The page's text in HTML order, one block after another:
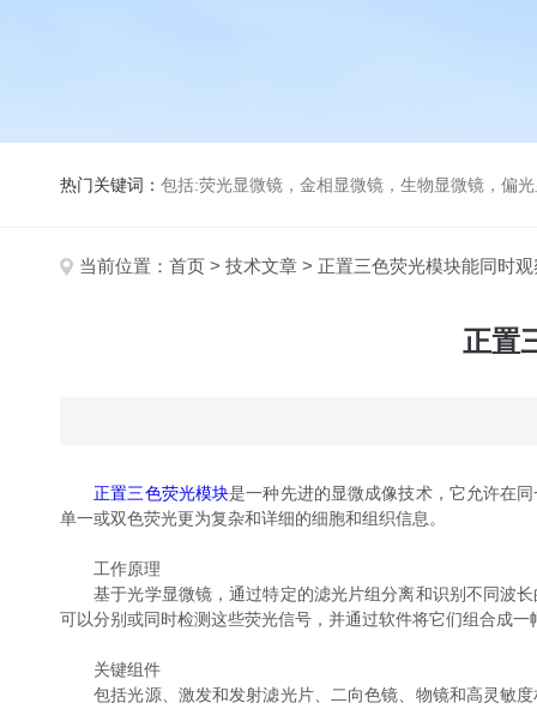
热门关键词： 包括:荧光显微镜，金相显微镜，生物显微镜，偏
当前位置： 首页 > 技术文章 > 正置三色荧光模块能同时
正置
正置三色荧光模块是一种先进的显微成像技术，它允许在
单一或双色荧光更为复杂和详细的细胞和组织信息。
工作原理
基于光学显微镜，通过特定的滤光片组分离和识别不同波长
可以分别或同时检测这些荧光信号，并通过软件将它们组合成一
关键组件
包括光源、激发和发射滤光片、二向色镜、物镜和高灵敏度